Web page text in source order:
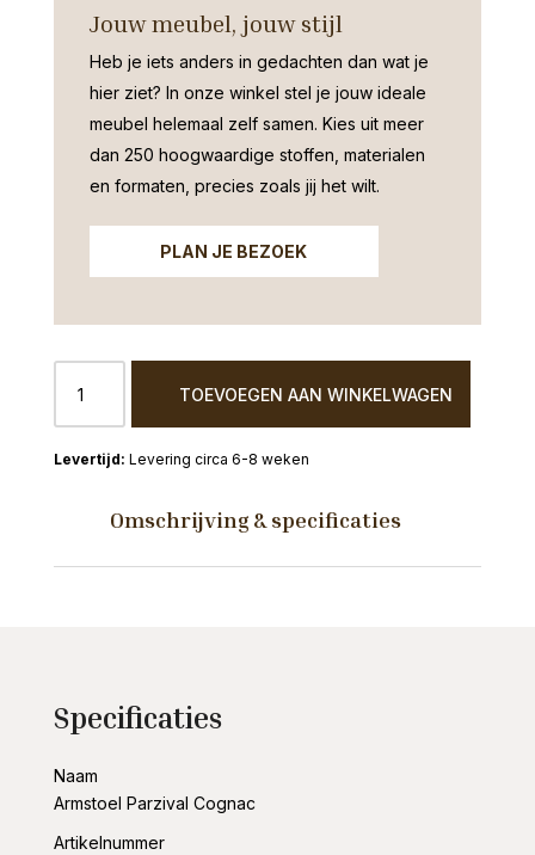
Jouw meubel, jouw stijl
Heb je iets anders in gedachten dan wat je
hier ziet? In onze winkel stel je jouw ideale
meubel helemaal zelf samen. Kies uit meer
dan 250 hoogwaardige stoffen, materialen
en formaten, precies zoals jij het wilt.
PLAN JE BEZOEK
Parzival
Cognac
aantal
TOEVOEGEN AAN WINKELWAGEN
Levering circa 6-8 weken
Omschrijving & specificaties
Specificaties
Naam
Armstoel Parzival Cognac
Artikelnummer